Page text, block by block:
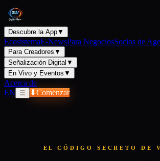
Descubre la App▼
EcosistemaE-NewsPara NegociosSocios de
Para Creadores ▼
Señalización Digital ▼
En Vivo y Eventos ▼
Acerca de
EN
☰ ⬇Comenzar
EL CÓDIGO SECRETO DE